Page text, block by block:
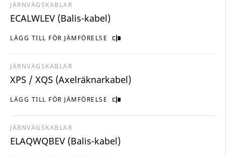
LÄGG TILL FÖR JÄMFÖRELSE
JÄRNVÄGSKABLAR
ECALWLEV (Balis-kabel)
LÄGG TILL FÖR JÄMFÖRELSE
JÄRNVÄGSKABLAR
XPS / XQS (Axelräknarkabel)
JÄRNVÄGSKABLAR
ELAQWQBEV (Balis-kabel)